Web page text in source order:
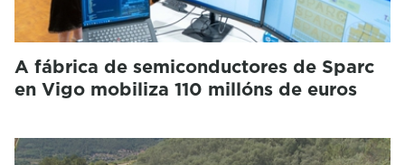
A fábrica de semiconductores de Sparc
en Vigo mobiliza 110 millóns de euros